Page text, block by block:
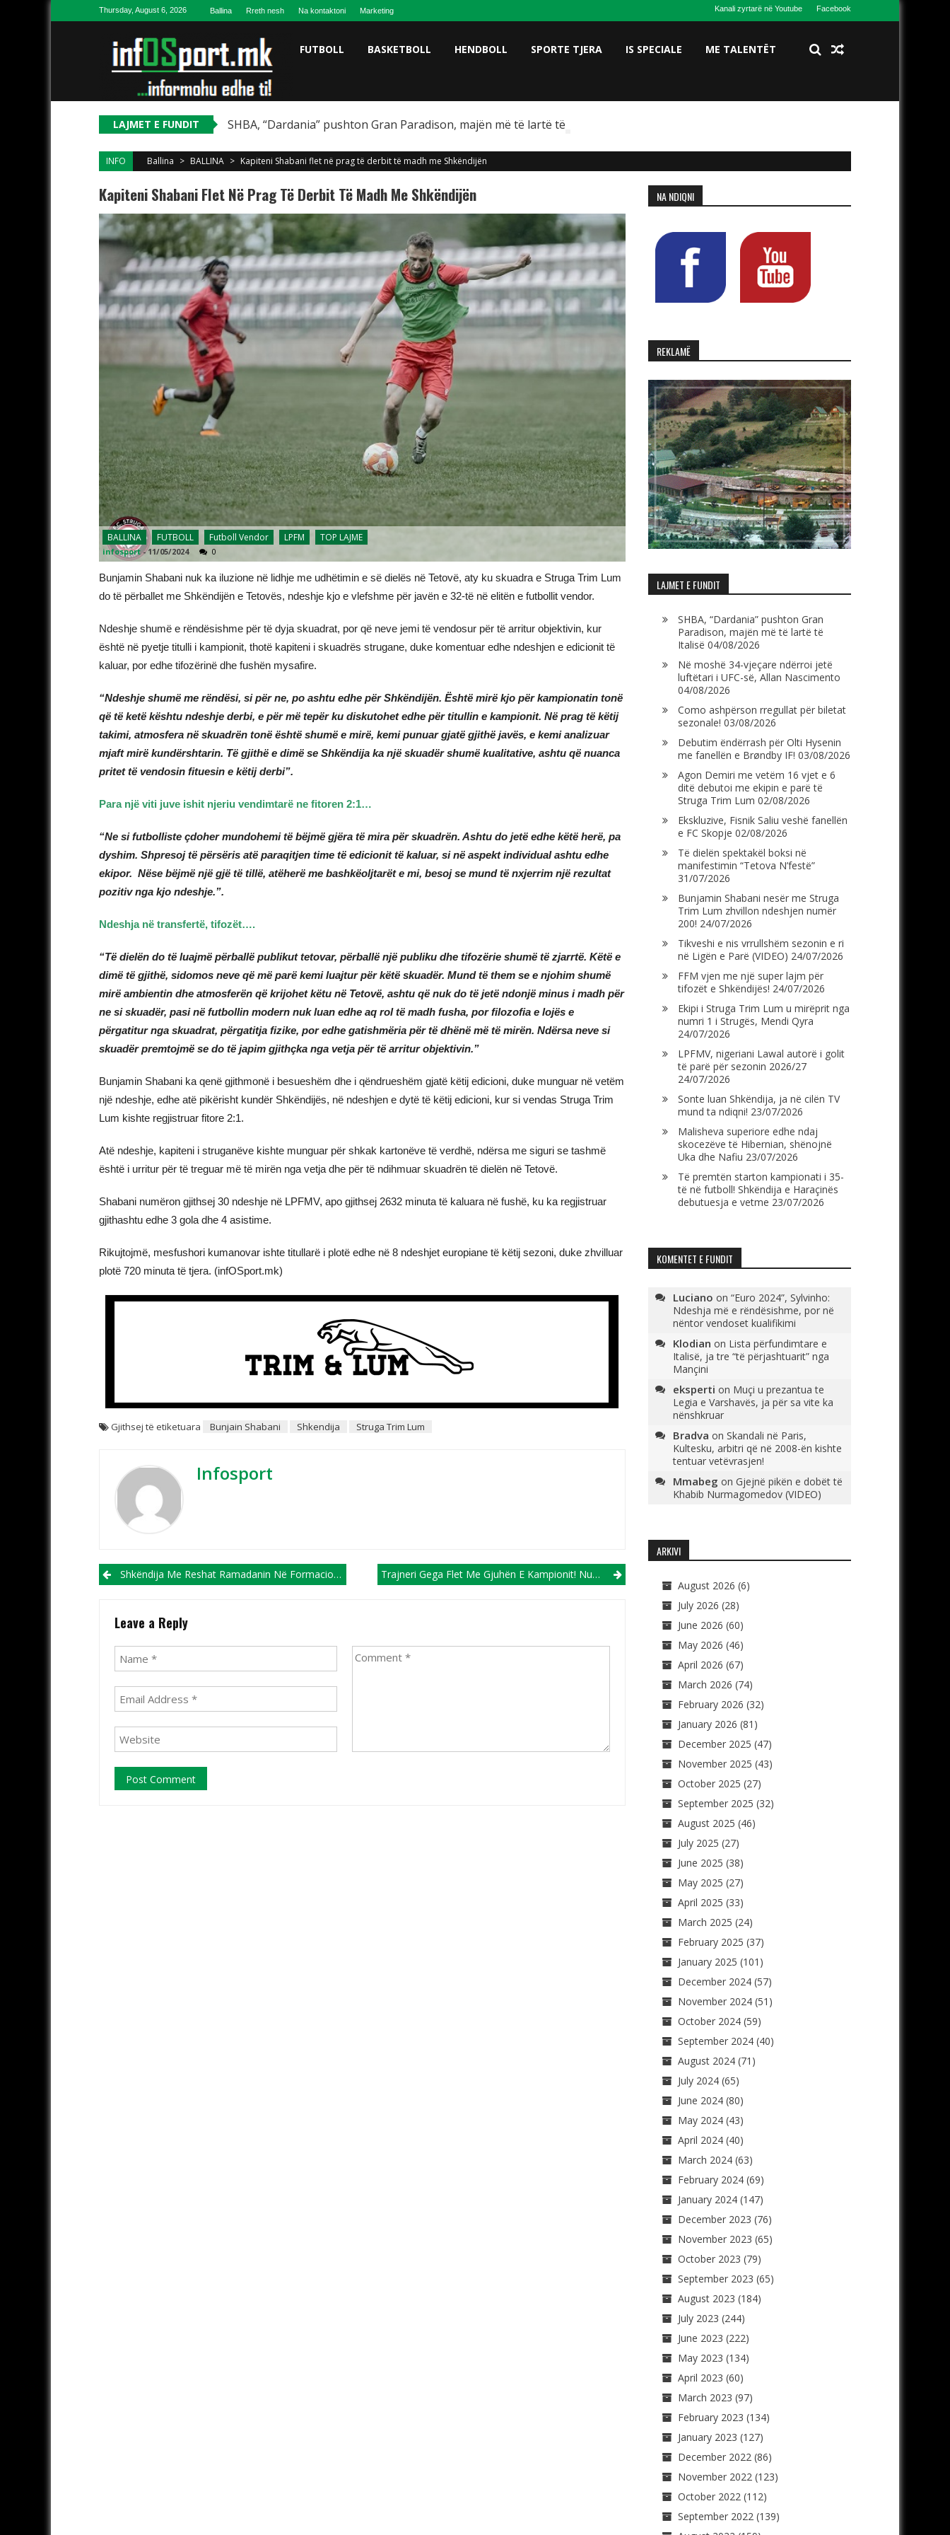
Skip to contentThursday, August 6, 2026 Ballina Rreth nesh Na kontaktoni Marketing Kanali zyrtarë në Youtube Facebook
FUTBOLL BASKETBOLL HENDBOLL SPORTE TJERA IS SPECIALE ME TALENTËT
LAJMET E FUNDIT SHBA, “Dardania” pushton Gran Paradison, majën më të lartë të Italisë
INFO Ballina > BALLINA > Kapiteni Shabani flet në prag të derbit të madh me Shkëndijën
Kapiteni Shabani Flet Në Prag Të Derbit Të Madh Me Shkëndijën
BALLINA FUTBOLL Futboll Vendor LPFM TOP LAJME
infosport -11/05/2024 0
Bunjamin Shabani nuk ka iluzione në lidhje me udhëtimin e së dielës në Tetovë, aty ku skuadra e Struga Trim Lum
do të përballet me Shkëndijën e Tetovës, ndeshje kjo e vlefshme për javën e 32-të në elitën e futbollit vendor.
Ndeshje shumë e rëndësishme për të dyja skuadrat, por që neve jemi të vendosur për të arritur objektivin, kur
është në pyetje titulli i kampionit, thotë kapiteni i skuadrës strugane, duke komentuar edhe ndeshjen e edicionit të
kaluar, por edhe tifozërinë dhe fushën mysafire.
“Ndeshje shumë me rëndësi, si për ne, po ashtu edhe për Shkëndijën. Është mirë kjo për kampionatin tonë
që të ketë kështu ndeshje derbi, e për më tepër ku diskutohet edhe për titullin e kampionit. Në prag të këtij
takimi, atmosfera në skuadrën tonë është shumë e mirë, kemi punuar gjatë gjithë javës, e kemi analizuar
mjaft mirë kundërshtarin. Të gjithë e dimë se Shkëndija ka një skuadër shumë kualitative, ashtu që nuanca
pritet të vendosin fituesin e këtij derbi”.
Para një viti juve ishit njeriu vendimtarë ne fitoren 2:1…
“Ne si futbolliste çdoher mundohemi të bëjmë gjëra të mira për skuadrën. Ashtu do jetë edhe këtë herë, pa
dyshim. Shpresoj të përsëris atë paraqitjen time të edicionit të kaluar, si në aspekt individual ashtu edhe
ekipor. Nëse bëjmë një gjë të tillë, atëherë me bashkëoljtarët e mi, besoj se mund të nxjerrim një rezultat
pozitiv nga kjo ndeshje.”.
Ndeshja në transfertë, tifozët….
“Të dielën do të luajmë përballë publikut tetovar, përballë një publiku dhe tifozërie shumë të zjarrtë. Këtë e
dimë të gjithë, sidomos neve që më parë kemi luajtur për këtë skuadër. Mund të them se e njohim shumë
mirë ambientin dhe atmosferën që krijohet këtu në Tetovë, ashtu që nuk do të jetë ndonjë minus i madh për
ne si skuadër, pasi në futbollin modern nuk luan edhe aq rol të madh fusha, por filozofia e lojës e
përgatitur nga skuadrat, përgatitja fizike, por edhe gatishmëria për të dhënë më të mirën. Ndërsa neve si
skuadër premtojmë se do të japim gjithçka nga vetja për të arritur objektivin.”
Bunjamin Shabani ka qenë gjithmonë i besueshëm dhe i qëndrueshëm gjatë këtij edicioni, duke munguar në vetëm
një ndeshje, edhe atë pikërisht kundër Shkëndijës, në ndeshjen e dytë të këtij edicioni, kur si vendas Struga Trim
Lum kishte regjistruar fitore 2:1.
Atë ndeshje, kapiteni i struganëve kishte munguar për shkak kartonëve të verdhë, ndërsa me siguri se tashmë
është i urritur për të treguar më të mirën nga vetja dhe për të ndihmuar skuadrën të dielën në Tetovë.
Shabani numëron gjithsej 30 ndeshje në LPFMV, apo gjithsej 2632 minuta të kaluara në fushë, ku ka regjistruar
gjithashtu edhe 3 gola dhe 4 asistime.
Rikujtojmë, mesfushori kumanovar ishte titullarë i plotë edhe në 8 ndeshjet europiane të këtij sezoni, duke zhvilluar
plotë 720 minuta të tjera. (infOSport.mk)
Gjithsej të etiketuara Bunjain Shabani Shkendija Struga Trim Lum
Infosport
Post navigation
Shkëndija Me Reshat Ramadanin Në Formacion Frymon Ndryshe Trajneri Gega Flet Me Gjuhën E Kampionit! Nuk Harron Të Falënderojë Edhe Shpëtim Duron
Leave a Reply
NA NDIQNI
REKLAMË
LAJMET E FUNDIT
SHBA, “Dardania” pushton Gran
Paradison, majën më të lartë të
Italisë 04/08/2026
Në moshë 34-vjeçare ndërroi jetë
luftëtari i UFC-së, Allan Nascimento
04/08/2026
Como ashpërson rregullat për biletat
sezonale! 03/08/2026
Debutim ëndërrash për Olti Hysenin
me fanellën e Brøndby IF! 03/08/2026
Agon Demiri me vetëm 16 vjet e 6
ditë debutoi me ekipin e parë të
Struga Trim Lum 02/08/2026
Ekskluzive, Fisnik Saliu veshë fanellën
e FC Skopje 02/08/2026
Të dielën spektakël boksi në
manifestimin “Tetova N’festë”
31/07/2026
Bunjamin Shabani nesër me Struga
Trim Lum zhvillon ndeshjen numër
200! 24/07/2026
Tikveshi e nis vrrullshëm sezonin e ri
në Ligën e Parë (VIDEO) 24/07/2026
FFM vjen me një super lajm për
tifozët e Shkëndijës! 24/07/2026
Ekipi i Struga Trim Lum u mirëprit nga
numri 1 i Strugës, Mendi Qyra
24/07/2026
LPFMV, nigeriani Lawal autorë i golit
të parë për sezonin 2026/27
24/07/2026
Sonte luan Shkëndija, ja në cilën TV
mund ta ndiqni! 23/07/2026
Malisheva superiore edhe ndaj
skocezëve të Hibernian, shënojnë
Uka dhe Nafiu 23/07/2026
Të premtën starton kampionati i 35-
të në futboll! Shkëndija e Haraçinës
debutuesja e vetme 23/07/2026
KOMENTET E FUNDIT
Luciano on “Euro 2024”, Sylvinho:
Ndeshja më e rëndësishme, por në
nëntor vendoset kualifikimi
Klodian on Lista përfundimtare e
Italisë, ja tre “të përjashtuarit” nga
Mançini
eksperti on Muçi u prezantua te
Legia e Varshavës, ja për sa vite ka
nënshkruar
Bradva on Skandali në Paris,
Kultesku, arbitri që në 2008-ën kishte
tentuar vetëvrasjen!
Mmabeg on Gjejnë pikën e dobët të
Khabib Nurmagomedov (VIDEO)
ARKIVI
August 2026 (6)
July 2026 (28)
June 2026 (60)
May 2026 (46)
April 2026 (67)
March 2026 (74)
February 2026 (32)
January 2026 (81)
December 2025 (47)
November 2025 (43)
October 2025 (27)
September 2025 (32)
August 2025 (46)
July 2025 (27)
June 2025 (38)
May 2025 (27)
April 2025 (33)
March 2025 (24)
February 2025 (37)
January 2025 (101)
December 2024(57)
November 2024(51)
October 2024(59)
September 2024(40)
August 2024(71)
July 2024(65)
June 2024(80)
May 2024(43)
April 2024(40)
March 2024(63)
February 2024(69)
January 2024(147)
December 2023 (76)
November 2023 (65)
October 2023 (79)
September 2023 (65)
August 2023 (184)
July 2023 (244)
June 2023 (222)
May 2023 (134)
April 2023 (60)
March 2023 (97)
February 2023 (134)
January 2023 (127)
December 2022(86)
November 2022(123)
October 2022(112)
September 2022(139)